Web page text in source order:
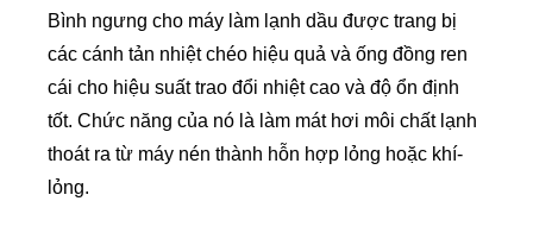
Bình ngưng cho máy làm lạnh dầu được trang bị
các cánh tản nhiệt chéo hiệu quả và ống đồng ren
cái cho hiệu suất trao đổi nhiệt cao và độ ổn định
tốt. Chức năng của nó là làm mát hơi môi chất lạnh
thoát ra từ máy nén thành hỗn hợp lỏng hoặc khí-
lỏng.